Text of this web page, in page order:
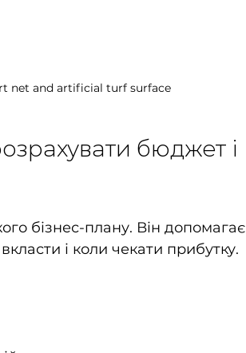
net and artificial turf surface
бюджет і
бізнес-плану. Він допомагає
і коли чекати прибутку.